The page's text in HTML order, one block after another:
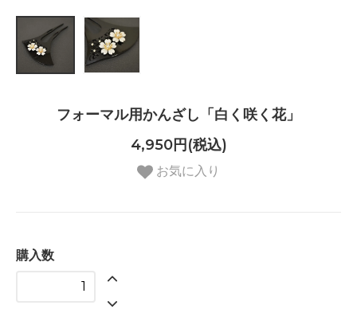
フォーマル用かんざし「白く咲く花」
4,950円(税込)
お気に入り
購入数